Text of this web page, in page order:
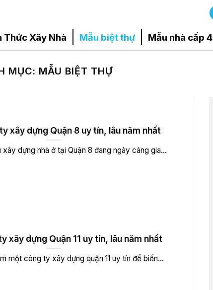
Thức Xây Nhà Mẫu biệt thự Mẫu nhà cấp 4
MỤC: MẪU BIỆT THỰ
xây dựng Quận 8 uy tín, lâu năm nhất
xây dựng nhà ở tại Quận 8 đang ngày càng gia...
xây dựng Quận 11 uy tín, lâu năm nhất
một công ty xây dựng quận 11 uy tín để biến...